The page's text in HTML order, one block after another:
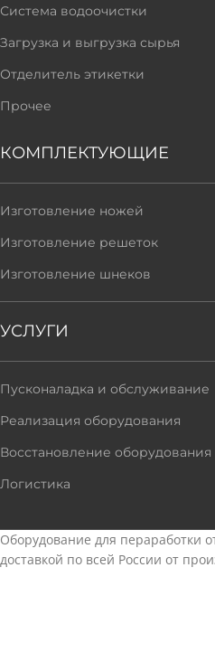
Система водоочистки
Загрузка и выгрузка сырья
Отделитель этикетки
Прочее
КОМПЛЕКТУЮЩИЕ
Изготовление ножей
Изготовление решеток
Изготовление шнеков
УСЛУГИ
Пусконаладка и обслуживание
Реализация оборудования
Восстановление оборудования
Логистика
Оборудование для пераработки
доставкой по всей России от